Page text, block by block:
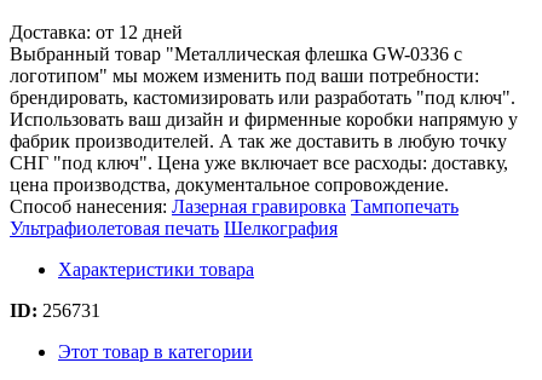
Доставка: от 12 дней
Выбранный товар "Металлическая флешка GW-0336 с
логотипом" мы можем изменить под ваши потребности:
брендировать, кастомизировать или разработать "под ключ".
Использовать ваш дизайн и фирменные коробки напрямую у
фабрик производителей. А так же доставить в любую точку
СНГ "под ключ". Цена уже включает все расходы: доставку,
цена производства, документальное сопровождение.
Способ нанесения: Лазерная гравировка Тампопечать
Ультрафиолетовая печать Шелкография
Характеристики товара
ID: 256731
Этот товар в категории